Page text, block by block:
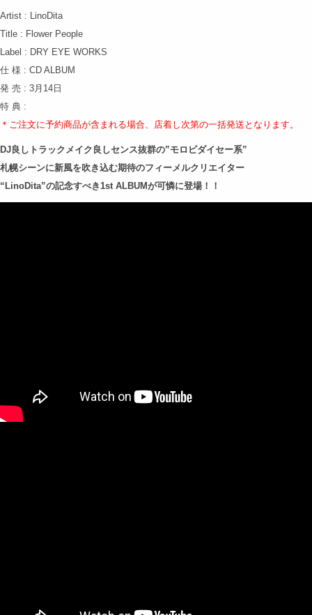
Artist : LinoDita
Title : Flower People
Label : DRY EYE WORKS
仕 様 : CD ALBUM
発 売 : 3月14日
特 典 :
＊ご注文に予約商品が含まれる場合、店着し次第の一括発送となります。
DJ良しトラックメイク良しセンス抜群の”モロビダイセー系”
札幌シーンに新風を吹き込む期待のフィーメルクリエイター
“LinoDita”の記念すべき1st ALBUMが可憐に登場！！